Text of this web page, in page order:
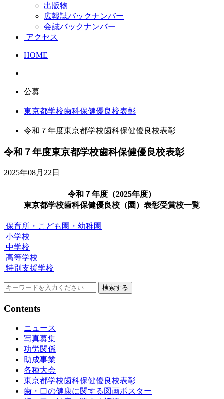
出版物
広報誌バックナンバー
会誌バックナンバー
アクセス
HOME
公募
東京都学校歯科保健優良校表彰
令和７年度東京都学校歯科保健優良校表彰
令和７年度東京都学校歯科保健優良校表彰
2025年08月22日
令和７年度（2025年度）
東京都学校歯科保健優良校（園）表彰受賞校一覧
保育所・こども園・幼稚園
小学校
中学校
高等学校
特別支援学校
検索する
Contents
ニュース
写真募集
功労関係
助成事業
各種大会
東京都学校歯科保健優良校表彰
歯・口の健康に関する図画ポスター